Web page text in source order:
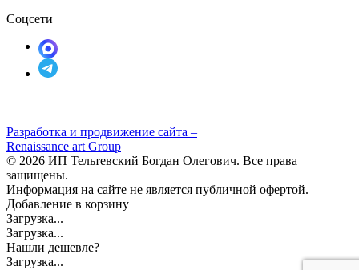
Соцсети
Разработка и продвижение сайта –
Renaissance art Group
© 2026 ИП Тельтевский Богдан Олегович. Все права
защищены.
Информация на сайте не является публичной офертой.
Добавление в корзину
Загрузка...
Загрузка...
Нашли дешевле?
Загрузка...